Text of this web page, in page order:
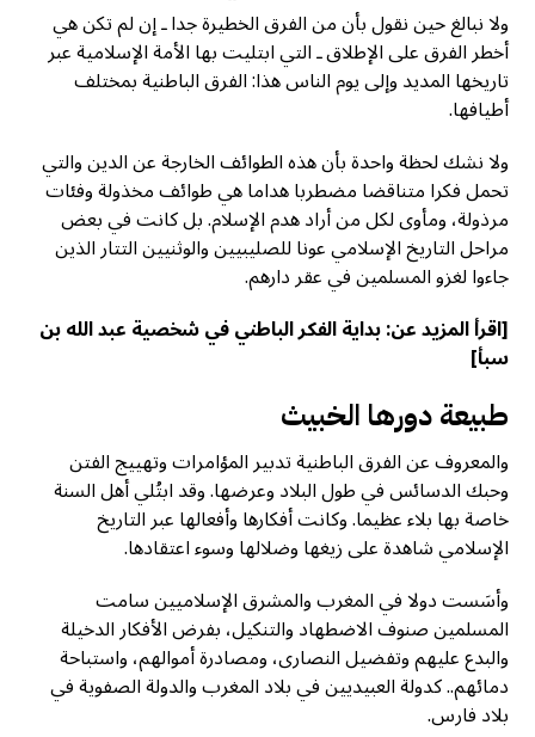
ولا نبالغ حين نقول بأن من الفرق الخطيرة جدا ـ إن لم تكن هي
أخطر الفرق على الإطلاق ـ التي ابتليت بها الأمة الإسلامية عبر
تاريخها المديد وإلى يوم الناس هذا: الفرق الباطنية بمختلف
أطيافها.
ولا نشك لحظة واحدة بأن هذه الطوائف الخارجة عن الدين والتي
تحمل فكرا متناقضا مضطربا هداما هي طوائف مخذولة وفئات
مرذولة، ومأوى لكل من أراد هدم الإسلام. بل كانت في بعض
مراحل التاريخ الإسلامي عونا للصليبيين والوثنيين التتار الذين
جاءوا لغزو المسلمين في عقر دارهم.
[اقرأ المزيد عن:بداية الفكر الباطني في شخصية عبد الله بن
سبأ]
طبيعة دورها الخبيث
والمعروف عن الفرق الباطنية تدبير المؤامرات وتهييج الفتن
وحبك الدسائس في طول البلاد وعرضها. وقد ابتُلي أهل السنة
خاصة بها بلاء عظيما. وكانت أفكارها وأفعالها عبر التاريخ
الإسلامي شاهدة على زيغها وضلالها وسوء اعتقادها.
وأسَست دولا في المغرب والمشرق الإسلاميين سامت
المسلمين صنوف الاضطهاد والتنكيل، بفرض الأفكار الدخيلة
والبدع عليهم وتفضيل النصارى، ومصادرة أموالهم، واستباحة
دمائهم.. كدولة العبيديين في بلاد المغرب والدولة الصفوية في
بلاد فارس.